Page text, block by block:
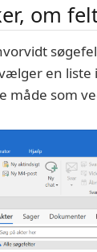
om
en
måde som